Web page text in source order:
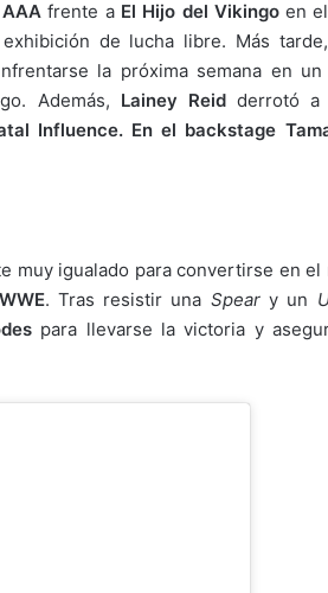
frente a El Hijo del Vikingoen el
exhibición de lucha libre. Más
la próxima semana en
Además, Lainey Reidderrotó a
Influence. En el backstage
muy igualado para convertirse en el
. Tras resistir una Speary un
para llevarse la victoria y